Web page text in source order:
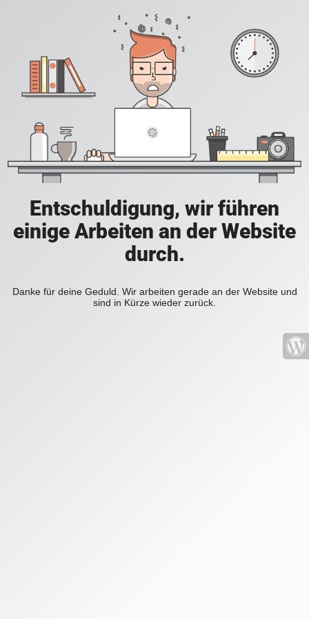
Entschuldigung, wir führen
einige Arbeiten an der Website
durch.
Danke für deine Geduld. Wir arbeiten gerade an der Website und
sind in Kürze wieder zurück.